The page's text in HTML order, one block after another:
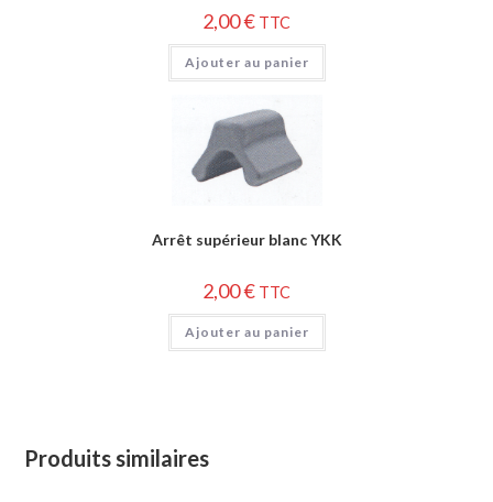
2,00€ TTC
Ajouter au panier
Arrêt supérieur blanc YKK
2,00€ TTC
Ajouter au panier
Produits similaires